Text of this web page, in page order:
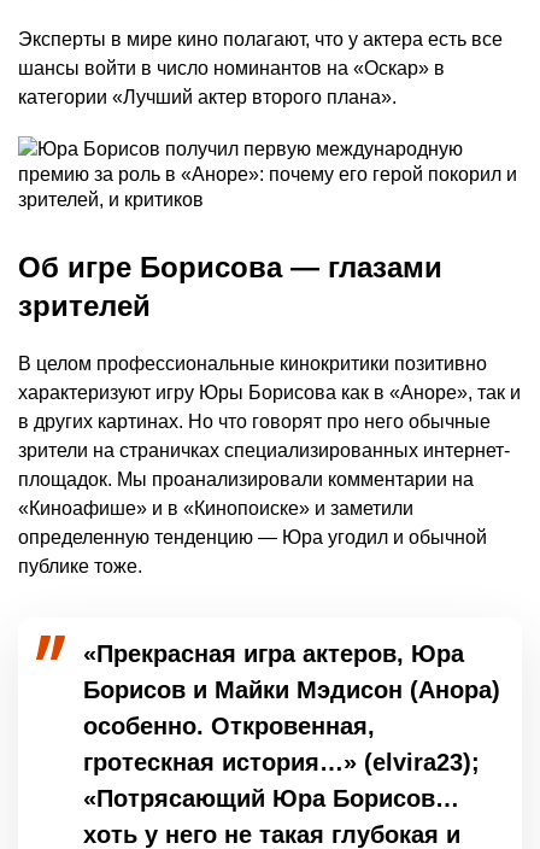
Эксперты в мире кино полагают, что у актера есть все
шансы войти в число номинантов на «Оскар» в
категории «Лучший актер второго плана».
Об игре Борисова — глазами
зрителей
В целом профессиональные кинокритики позитивно
характеризуют игру Юры Борисова как в «Аноре», так и
в других картинах. Но что говорят про него обычные
зрители на страничках специализированных интернет-
площадок. Мы проанализировали комментарии на
«Киноафише» и в «Кинопоиске» и заметили
определенную тенденцию — Юра угодил и обычной
публике тоже.
«Прекрасная игра актеров, Юра
Борисов и Майки Мэдисон (Анора)
особенно. Откровенная,
гротескная история…» (elvira23);
«Потрясающий Юра Борисов…
хоть у него не такая глубокая и